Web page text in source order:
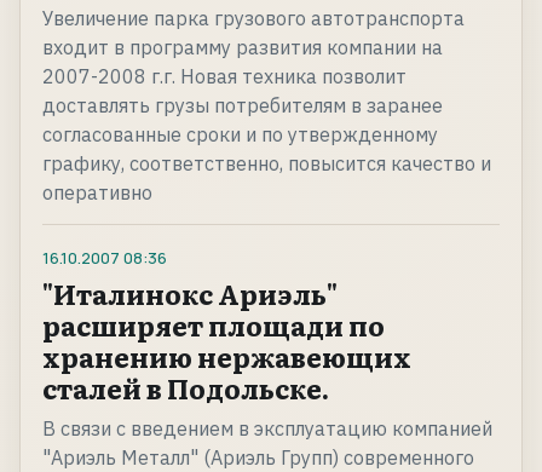
Увеличение парка грузового автотранспорта
входит в программу развития компании на
2007-2008 г.г. Новая техника позволит
доставлять грузы потребителям в заранее
согласованные сроки и по утвержденному
графику, соответственно, повысится качество и
оперативно
16.10.2007 08:36
"Италинокс Ариэль"
расширяет площади по
хранению нержавеющих
сталей в Подольске.
В связи с введением в эксплуатацию компанией
"Ариэль Металл" (Ариэль Групп) современного